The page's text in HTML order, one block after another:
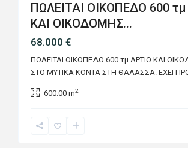
ΠΩΛΕΙΤΑΙ ΟΙΚΟΠΕΔΟ 600
ΚΑΙ ΟΙΚΟΔΟΜΗΣ...
68.000 €
ΠΩΛΕΙΤΑΙ ΟΙΚΟΠΕΔΟ 600 τμ ΑΡΤΙΟ ΚΑΙ
ΣΤΟ ΜΥΤΙΚΑ ΚΟΝΤΑ ΣΤΗ ΘΑΛΑΣΣΑ. ΕΧΕΙ
600.00 m2